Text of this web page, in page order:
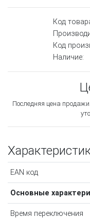
Код
Код
Наличие:
Последняя цена
EAN код
Основные
Время переключения